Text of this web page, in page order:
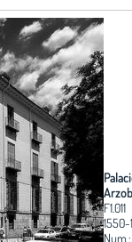
F1.011
1550-
Num.: